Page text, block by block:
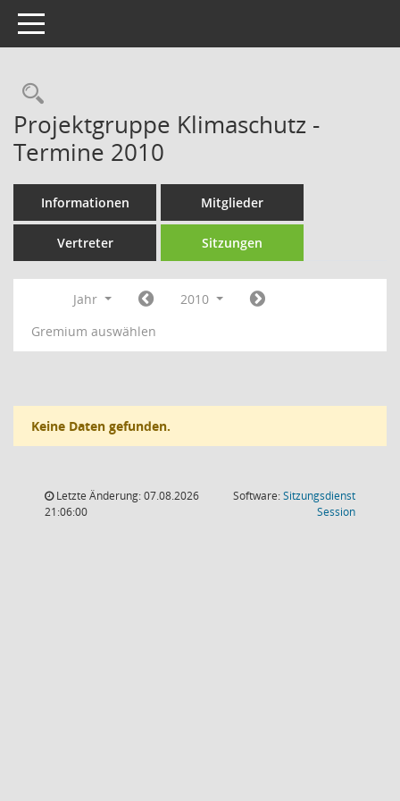
Toggle navigation
Rechercheauswahl
Projektgruppe Klimaschutz -
Termine 2010
Informationen Mitglieder
Vertreter Sitzungen
Jahr
2010
Gremium auswählen
Keine Daten gefunden.
Letzte Änderung: 07.08.2026
21:06:00
Software:Sitzungsdienst
Session(Wird in